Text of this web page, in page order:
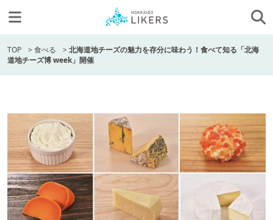
TOP >食べる >北海道地チーズの魅力を存分に味わう！食べて知る「北海
道地チーズ博 week」開催